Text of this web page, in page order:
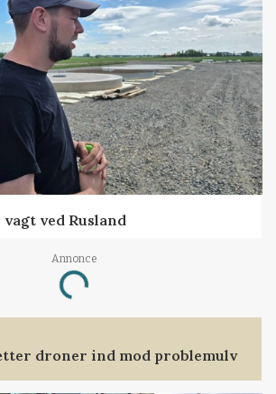
ved Rusland
Annonce
Loading...
droner ind mod problemulv